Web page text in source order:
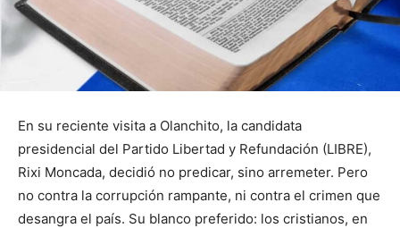
En su reciente visita a Olanchito, la candidata
presidencial del Partido Libertad y Refundación (LIBRE),
Rixi Moncada, decidió no predicar, sino arremeter. Pero
no contra la corrupción rampante, ni contra el crimen que
desangra el país. Su blanco preferido: los cristianos, en